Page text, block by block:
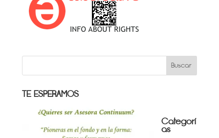
TE ESPERAMOS
Categorí
as